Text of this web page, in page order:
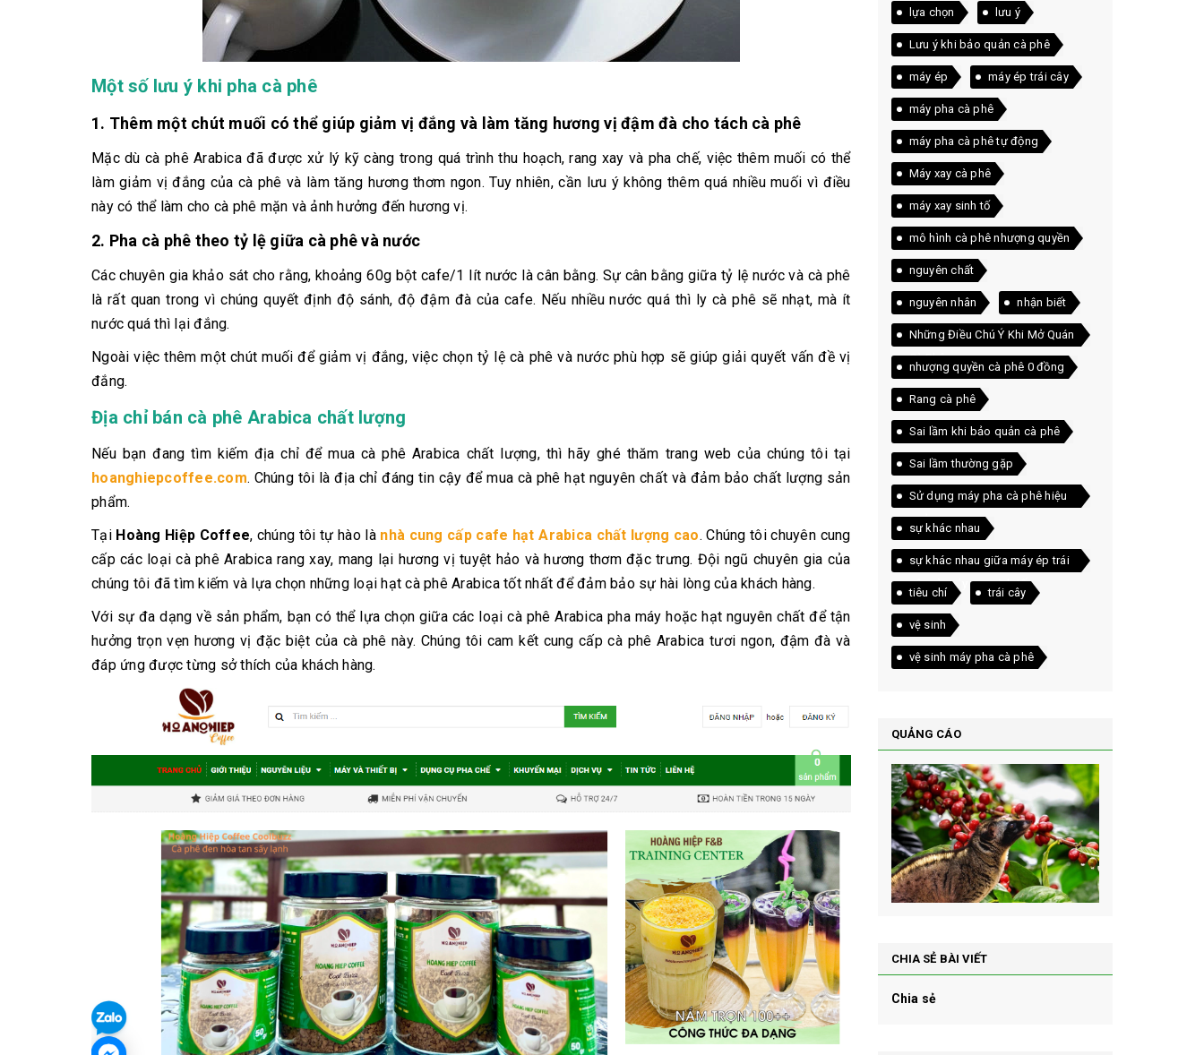
Một số lưu ý khi pha cà phê
1. Thêm một chút muối có thể giúp giảm vị đắng và làm tăng hương vị đậm đà cho tách cà phê
Mặc dù cà phê Arabica đã được xử lý kỹ càng trong quá trình thu hoạch, rang xay và pha chế, việc thêm muối có thể
làm giảm vị đắng của cà phê và làm tăng hương thơm ngon. Tuy nhiên, cần lưu ý không thêm quá nhiều muối vì điều
này có thể làm cho cà phê mặn và ảnh hưởng đến hương vị.
2. Pha cà phê theo tỷ lệ giữa cà phê và nước
Các chuyên gia khảo sát cho rằng, khoảng 60g bột cafe/1 lít nước là cân bằng. Sự cân bằng giữa tỷ lệ nước và cà phê
là rất quan trong vì chúng quyết định độ sánh, độ đậm đà của cafe. Nếu nhiều nước quá thì ly cà phê sẽ nhạt, mà ít
nước quá thì lại đắng.
Ngoài việc thêm một chút muối để giảm vị đắng, việc chọn tỷ lệ cà phê và nước phù hợp sẽ giúp giải quyết vấn đề vị
đắng.
Địa chỉ bán cà phê Arabica chất lượng
Nếu bạn đang tìm kiếm địa chỉ để mua cà phê Arabica chất lượng, thì hãy ghé thăm trang web của chúng tôi tại
hoanghiepcoffee.com. Chúng tôi là địa chỉ đáng tin cậy để mua cà phê hạt nguyên chất và đảm bảo chất lượng sản
phẩm.
Tại Hoàng Hiệp Coffee, chúng tôi tự hào là nhà cung cấp cafe hạt Arabica chất lượng cao. Chúng tôi chuyên cung
cấp các loại cà phê Arabica rang xay, mang lại hương vị tuyệt hảo và hương thơm đặc trưng. Đội ngũ chuyên gia của
chúng tôi đã tìm kiếm và lựa chọn những loại hạt cà phê Arabica tốt nhất để đảm bảo sự hài lòng của khách hàng.
Với sự đa dạng về sản phẩm, bạn có thể lựa chọn giữa các loại cà phê Arabica pha máy hoặc hạt nguyên chất để tận
hưởng trọn vẹn hương vị đặc biệt của cà phê này. Chúng tôi cam kết cung cấp cà phê Arabica tươi ngon, đậm đà và
đáp ứng được từng sở thích của khách hàng.
lựa chọn lưu ý
Lưu ý khi bảo quản cà phê
máy ép máy ép trái cây
máy pha cà phê
máy pha cà phê tự động
Máy xay cà phê
máy xay sinh tố
mô hình cà phê nhượng quyền
nguyên chất
nguyên nhân nhận biết
Những Điều Chú Ý Khi Mở Quán
Cà Phê
nhượng quyền cà phê 0 đồng
Rang cà phê
Sai lầm khi bảo quản cà phê
Sai lầm thường gặp
Sử dụng máy pha cà phê hiệu
quả
sự khác nhau
sự khác nhau giữa máy ép trái
cây và máy xay sinh tố
tiêu chí trái cây
vệ sinh
vệ sinh máy pha cà phê
QUẢNG CÁO
CHIA SẺ BÀI VIẾT
Chia sẻ